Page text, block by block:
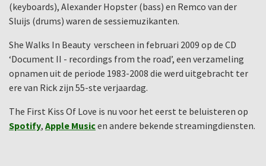
(keyboards), Alexander Hopster (bass) en Remco van der
Sluijs (drums) waren de sessiemuzikanten.
She Walks In Beauty verscheen in februari 2009 op de CD
‘Document II - recordings from the road’, een verzameling
opnamen uit de periode 1983-2008 die werd uitgebracht ter
ere van Rick zijn 55-ste verjaardag.
The First Kiss Of Love is nu voor het eerst te beluisteren op
Spotify, Apple Musicen andere bekende streamingdiensten.